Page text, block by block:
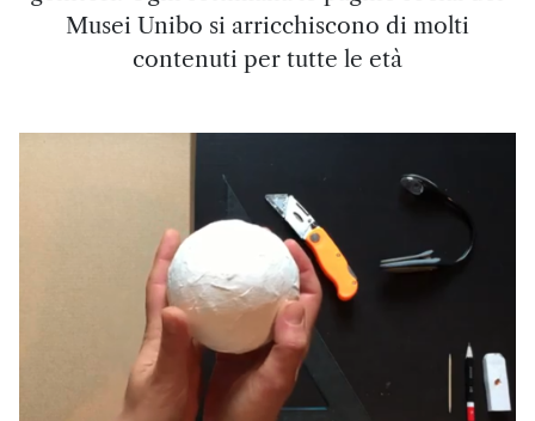
Musei Unibo si arricchiscono di molti
contenuti per tutte le età